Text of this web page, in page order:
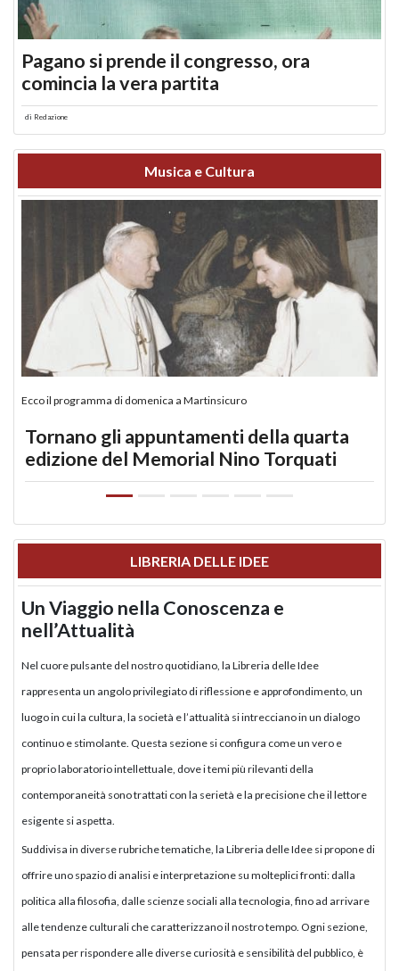
Pagano si prende il congresso, ora
comincia la vera partita
di Redazione
Musica e Cultura
Ecco il programma di domenica a Martinsicuro
Tornano gli appuntamenti della quarta
edizione del Memorial Nino Torquati
LIBRERIA DELLE IDEE
Un Viaggio nella Conoscenza e
nell’Attualità
Nel cuore pulsante del nostro quotidiano, la Libreria delle Idee
rappresenta un angolo privilegiato di riflessione e approfondimento, un
luogo in cui la cultura, la società e l’attualità si intrecciano in un dialogo
continuo e stimolante. Questa sezione si configura come un vero e
proprio laboratorio intellettuale, dove i temi più rilevanti della
contemporaneità sono trattati con la serietà e la precisione che il lettore
esigente si aspetta.
Suddivisa in diverse rubriche tematiche, la Libreria delle Idee si propone di
offrire uno spazio di analisi e interpretazione su molteplici fronti: dalla
politica alla filosofia, dalle scienze sociali alla tecnologia, fino ad arrivare
alle tendenze culturali che caratterizzano il nostro tempo. Ogni sezione,
pensata per rispondere alle diverse curiosità e sensibilità del pubblico, è